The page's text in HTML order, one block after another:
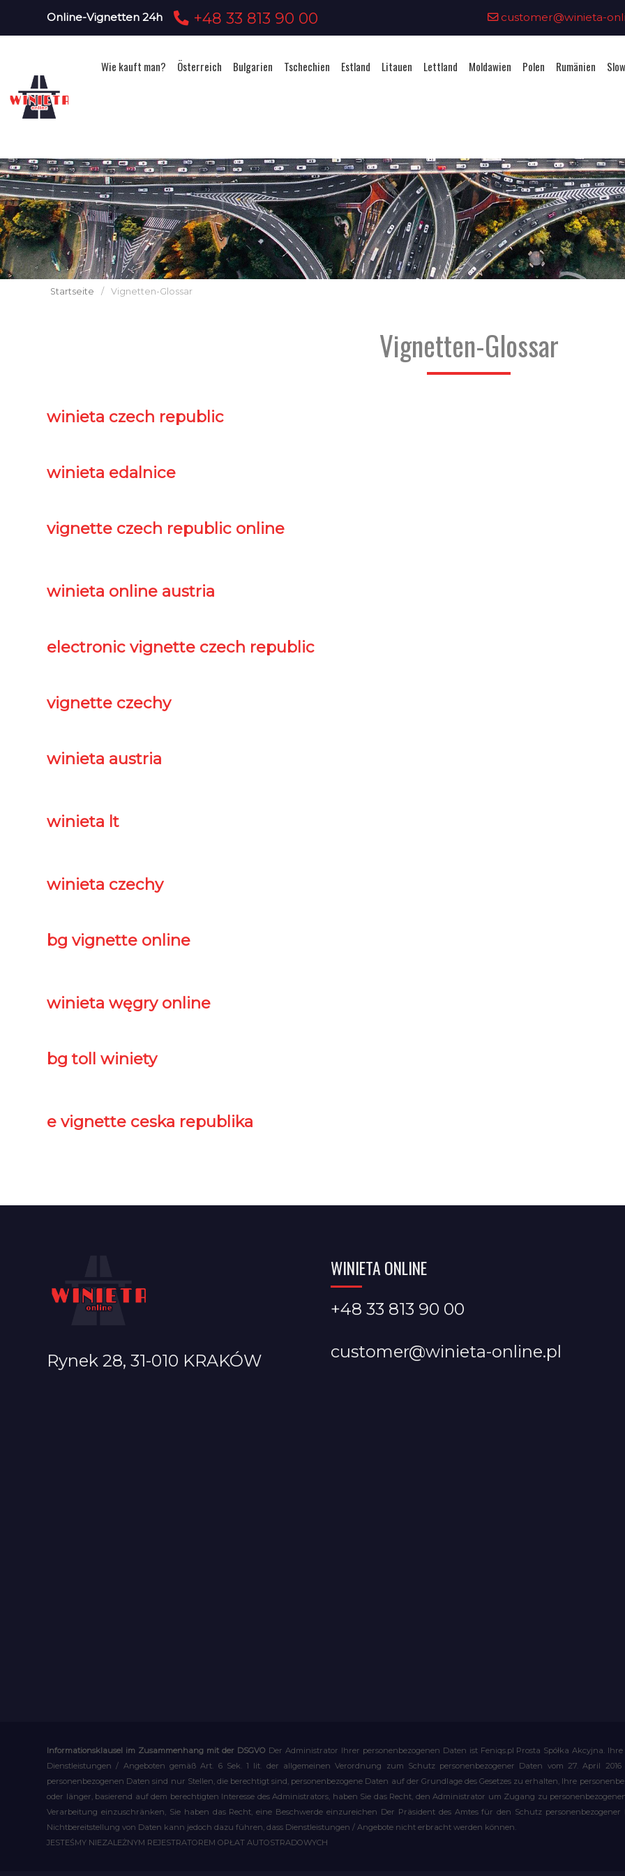
Online-Vignetten 24h +48 33 813 90 00 customer@winieta-
Wie kauft man? Österreich Bulgarien Tschechien Estland Litauen Lettland Moldawien Polen Rumänien
Startseite / Vignetten-Glossar
Vignetten-Glossar
winieta czech republic
winieta edalnice
vignette czech republic online
winieta online austria
electronic vignette czech republic
vignette czechy
winieta austria
winieta lt
winieta czechy
bg vignette online
winieta węgry online
bg toll winiety
e vignette ceska republika
Rynek 28, 31-010 KRAKÓW
WINIETA ONLINE
+48 33 813 90 00
customer@winieta-online.pl
Informationsklausel im Zusammenhang mit der DSGVO Der Administrator Ihrer personenbezogenen Daten ist Feniqs.pl Prosta Spółka Akcyjna.
Dienstleistungen / Angeboten gemäß Art. 6 Sek. 1 lit. der allgemeinen Verordnung zum Schutz personenbezogener Daten vom 27. April
personenbezogenen Daten sind nur Stellen, die berechtigt sind, personenbezogene Daten auf der Grundlage des Gesetzes zu erhalten, Ihre
oder länger, basierend auf dem berechtigten Interesse des Administrators, haben Sie das Recht, den Administrator um Zugang zu
Verarbeitung einzuschränken, Sie haben das Recht, eine Beschwerde einzureichen Der Präsident des Amtes für den Schutz
Nichtbereitstellung von Daten kann jedoch dazu führen, dass Dienstleistungen / Angebote nicht erbracht werden können.
JESTEŚMY NIEZALEŻNYM REJESTRATOREM OPŁAT AUTOSTRADOWYCH